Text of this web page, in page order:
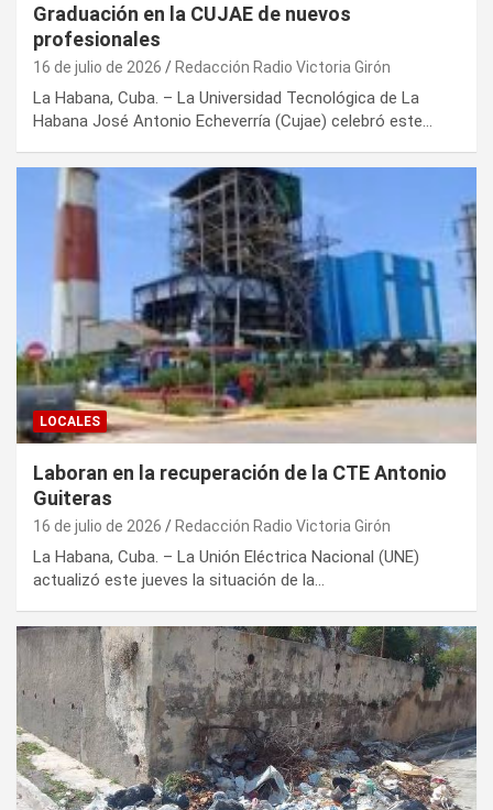
Graduación en la CUJAE de nuevos
profesionales
16 de julio de 2026 Redacción Radio Victoria Girón
La Habana, Cuba. – La Universidad Tecnológica de La
Habana José Antonio Echeverría (Cujae) celebró este…
LOCALES
Laboran en la recuperación de la CTE Antonio
Guiteras
16 de julio de 2026 Redacción Radio Victoria Girón
La Habana, Cuba. – La Unión Eléctrica Nacional (UNE)
actualizó este jueves la situación de la…